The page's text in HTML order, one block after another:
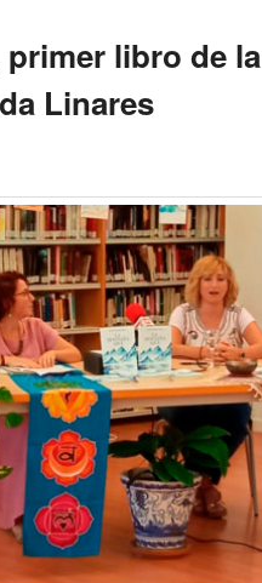
primer libro de la
Linares